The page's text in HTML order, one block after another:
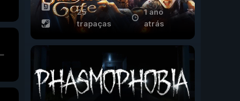
25
trapaças
1 ano
atrás